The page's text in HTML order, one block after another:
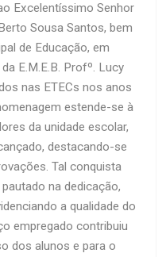
Excelentíssimo Senhor
Sousa Santos, bem
de Educação, em
E.M.E.B. Profº. Lucy
nas ETECs nos anos
estende-se à
da unidade escolar,
destacando-se
Tal conquista
na dedicação,
a qualidade do
empregado contribuiu
dos alunos e para o